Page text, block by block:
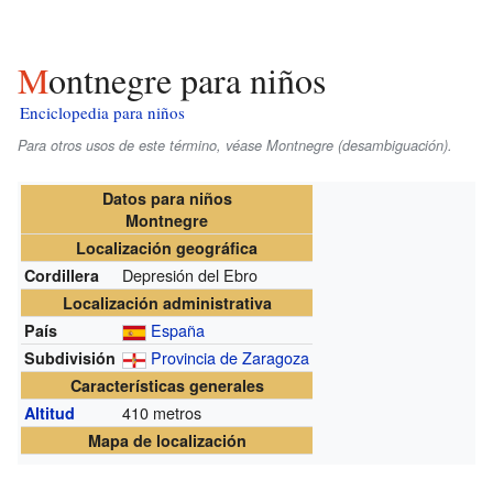
Montnegre para niños
Enciclopedia para niños
Para otros usos de este término, véase Montnegre (desambiguación).
Datos para niños
Montnegre
Localización geográfica
Cordillera
Depresión del Ebro
Localización administrativa
País
España
Subdivisión Provincia de Zaragoza
Características generales
Altitud
410 metros
Mapa de localización